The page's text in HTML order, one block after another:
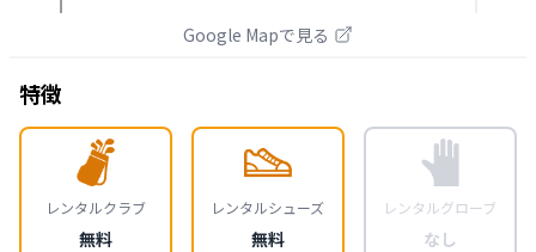
Google Mapで見る
特徴
レンタルクラブ
無料
レンタルシューズ
無料
レンタルグローブ
なし